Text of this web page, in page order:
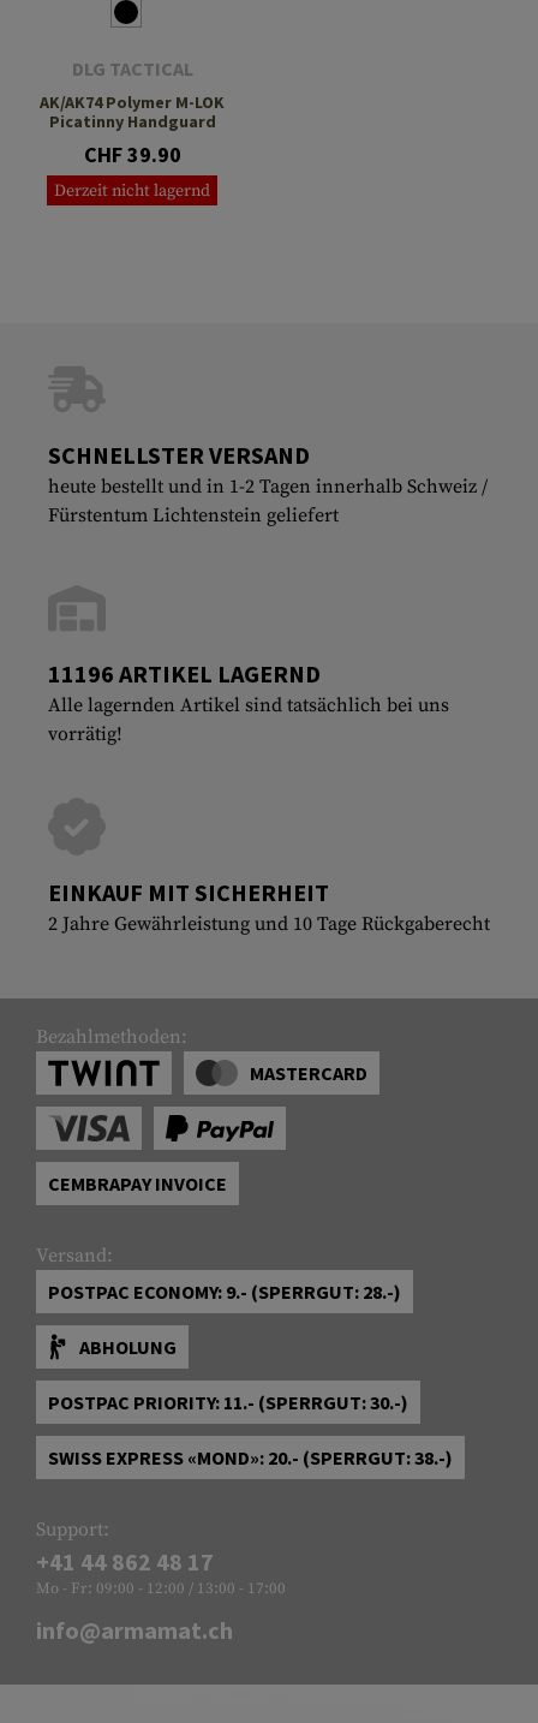
DLG TACTICAL
AK/AK74 Polymer M-LOK
Picatinny Handguard
CHF 39.90
Derzeit nicht lagernd
SCHNELLSTER VERSAND
heute bestellt und in 1-2 Tagen innerhalb Schweiz /
Fürstentum Lichtenstein geliefert
11196 ARTIKEL LAGERND
Alle lagernden Artikel sind tatsächlich bei uns
vorrätig!
EINKAUF MIT SICHERHEIT
2 Jahre Gewährleistung und 10 Tage Rückgaberecht
Bezahlmethoden:
MASTERCARD
CEMBRAPAY INVOICE
Versand:
POSTPAC ECONOMY: 9.- (SPERRGUT: 28.-)
ABHOLUNG
POSTPAC PRIORITY: 11.- (SPERRGUT: 30.-)
SWISS EXPRESS «MOND»: 20.- (SPERRGUT: 38.-)
Support:
+41 44 862 48 17
Mo - Fr: 09:00 - 12:00 / 13:00 - 17:00
info@armamat.ch